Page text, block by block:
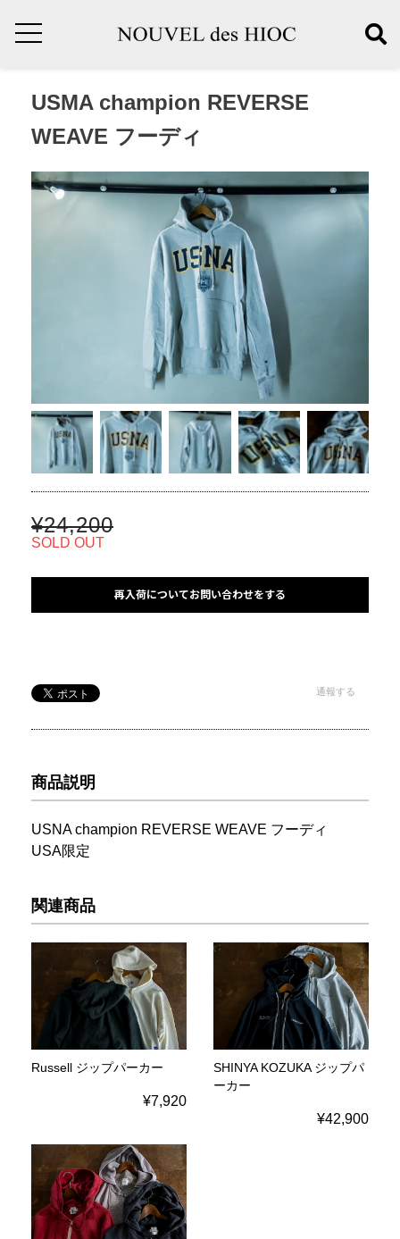
USMA champion REVERSE
WEAVE フーディ
¥24,200
SOLD OUT
再入荷についてお問い合わせをする
通報する
商品説明
USNA champion REVERSE WEAVE フーディ
USA限定
関連商品
Russell ジップパーカー
¥7,920
SHINYA KOZUKA ジップパ
ーカー
¥42,900